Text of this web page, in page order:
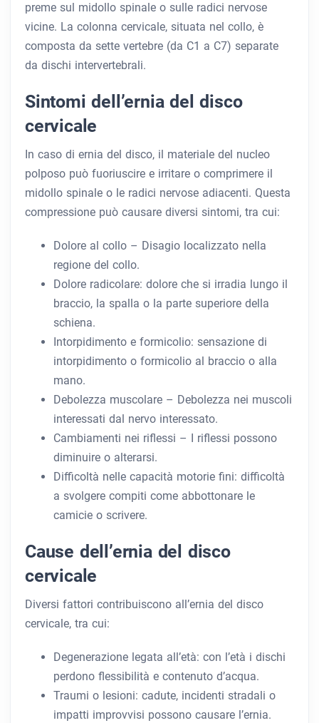
preme sul midollo spinale o sulle radici nervose
vicine. La colonna cervicale, situata nel collo, è
composta da sette vertebre (da C1 a C7) separate
da dischi intervertebrali.
Sintomi dell’ernia del disco
cervicale
In caso di ernia del disco, il materiale del nucleo
polposo può fuoriuscire e irritare o comprimere il
midollo spinale o le radici nervose adiacenti. Questa
compressione può causare diversi sintomi, tra cui:
Dolore al collo – Disagio localizzato nella
regione del collo.
Dolore radicolare: dolore che si irradia lungo il
braccio, la spalla o la parte superiore della
schiena.
Intorpidimento e formicolio: sensazione di
intorpidimento o formicolio al braccio o alla
mano.
Debolezza muscolare – Debolezza nei muscoli
interessati dal nervo interessato.
Cambiamenti nei riflessi – I riflessi possono
diminuire o alterarsi.
Difficoltà nelle capacità motorie fini: difficoltà
a svolgere compiti come abbottonare le
camicie o scrivere.
Cause dell’ernia del disco
cervicale
Diversi fattori contribuiscono all’ernia del disco
cervicale, tra cui:
Degenerazione legata all’età: con l’età i dischi
perdono flessibilità e contenuto d’acqua.
Traumi o lesioni: cadute, incidenti stradali o
impatti improvvisi possono causare l’ernia.